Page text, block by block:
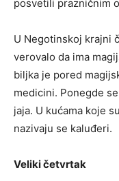
posvetili prazničnim
U Negotinskoj krajni
verovalo da ima
biljka je pored
medicini. Ponegde
jaja. U kućama koje
nazivaju se kaluđeri.
Veliki četvrtak